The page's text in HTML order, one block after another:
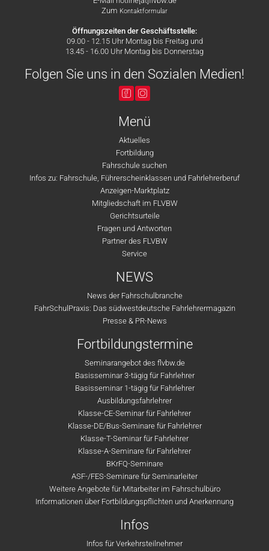
Zum Kontaktformular
Öffnungszeiten der Geschäftsstelle:
09.00 - 12.15 Uhr Montag bis Freitag und
13.45 - 16.00 Uhr Montag bis Donnerstag
Folgen Sie uns in den Sozialen Medien!
Menü
Aktuelles
Fortbildung
Fahrschule suchen
Infos zu: Fahrschule, Führerscheinklassen und Fahrlehrerberuf
Anzeigen-Marktplatz
Mitgliedschaft im FLVBW
Gerichtsurteile
Fragen und Antworten
Partner des FLVBW
Service
NEWS
News der Fahrschulbranche
FahrSchulPraxis: Das südwestdeutsche Fahrlehrermagazin
Presse & PR-News
Fortbildungstermine
Seminarangebot des flvbw.de
Basisseminar 3-tägig für Fahrlehrer
Basisseminar 1-tägig für Fahrlehrer
Ausbildungsfahrlehrer
Klasse-CE-Seminar für Fahrlehrer
Klasse-DE/Bus-Seminare für Fahrlehrer
Klasse-T-Seminar für Fahrlehrer
Klasse-A-Seminare für Fahrlehrer
BKrFQ-Seminare
ASF-/FES-Seminare für Seminarleiter
Weitere Angebote für Mitarbeiter im Fahrschulbüro
Informationen über Fortbildungspflichten und Anerkennung
Infos
Infos für Verkehrsteilnehmer